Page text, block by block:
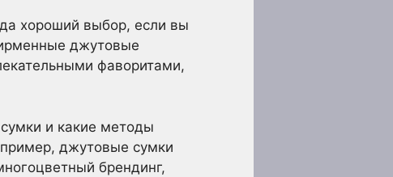
хороший выбор, если вы
джутовые
фаворитами,
и какие методы
джутовые сумки
брендинг,